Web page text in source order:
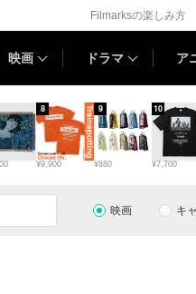
Filmarksの楽しみ方
映画 ドラマ ア
¥9,900
8
¥880
9
¥7,700
10
映画 キ